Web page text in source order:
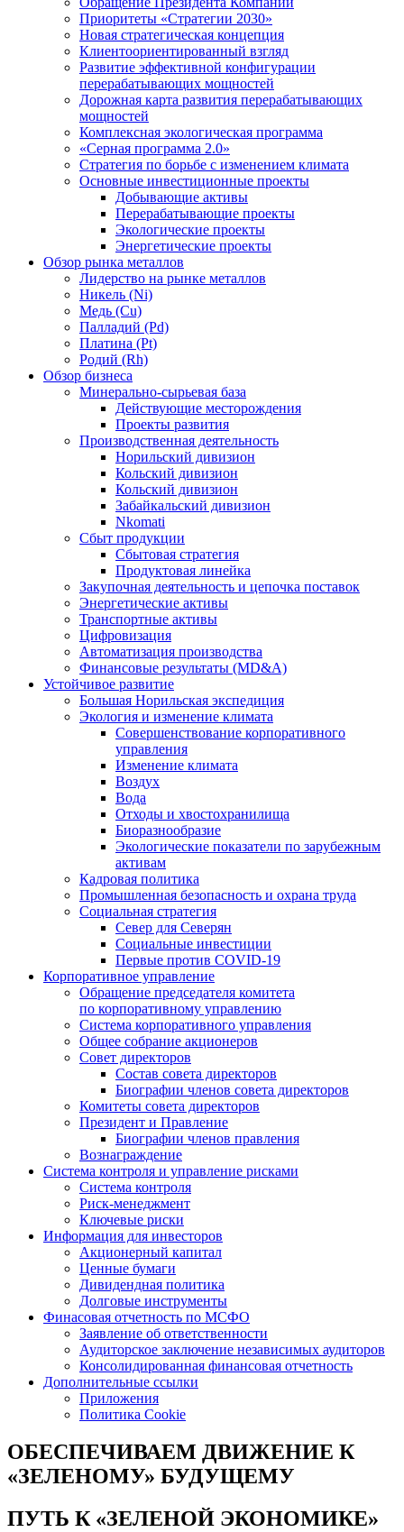
Приоритеты «Стратегии 2030»
Новая стратегическая концепция
Клиентоориентированный взгляд
Развитие эффективной конфигурации
перерабатывающих мощностей
Дорожная карта развития перерабатывающих
мощностей
Комплексная экологическая программа
«Серная программа 2.0»
Стратегия по борьбе с изменением климата
Основные инвестиционные проекты
Добывающие активы
Перерабатывающие проекты
Экологические проекты
Энергетические проекты
Обзор рынка металлов
Лидерство на рынке металлов
Никель (Ni)
Медь (Cu)
Палладий (Pd)
Платина (Pt)
Родий (Rh)
Обзор бизнеса
Минерально-сырьевая база
Действующие месторождения
Проекты развития
Производственная деятельность
Норильский дивизион
Кольский дивизион
Кольский дивизион
Забайкальский дивизион
Nkomati
Сбыт продукции
Сбытовая стратегия
Продуктовая линейка
Закупочная деятельность и цепочка поставок
Энергетические активы
Транспортные активы
Цифровизация
Автоматизация производства
Финансовые результаты (MD&A)
Устойчивое развитие
Большая Норильская экспедиция
Экология и изменение климата
Совершенствование корпоративного
управления
Изменение климата
Воздух
Вода
Отходы и хвостохранилища
Биоразнообразие
Экологические показатели по зарубежным
активам
Кадровая политика
Промышленная безопасность и охрана труда
Социальная стратегия
Север для Северян
Социальные инвестиции
Первые против COVID‑19
Корпоративное управление
Обращение председателя комитета
по корпоративному управлению
Система корпоративного управления
Общее собрание акционеров
Совет директоров
Состав совета директоров
Биографии членов совета директоров
Комитеты совета директоров
Президент и Правление
Биографии членов правления
Вознаграждение
Система контроля и управление рисками
Система контроля
Риск-менеджмент
Ключевые риски
Информация для инвесторов
Акционерный капитал
Ценные бумаги
Дивидендная политика
Долговые инструменты
Финасовая отчетность по МСФО
Заявление об ответственности
Аудиторское заключение независимых аудиторов
Консолидированная финансовая отчетность
Дополнительные ссылки
Приложения
Политика Cookie
ОБЕСПЕЧИВАЕМ ДВИЖЕНИЕ К
«ЗЕЛЕНОМУ» БУДУЩЕМУ
ПУТЬ К«ЗЕЛЕНОЙ ЭКОНОМИКЕ»